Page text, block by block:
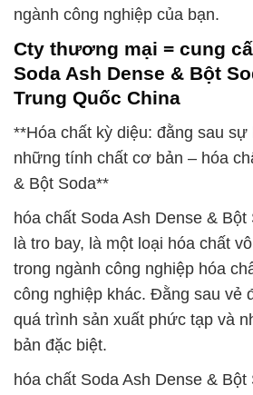
ngành công nghiệp của bạn.
Cty thương mại = cung
Soda Ash Dense & Bột
Trung Quốc China
**Hóa chất kỳ diệu: đằng sau sự
những tính chất cơ bản – hóa
& Bột Soda**
hóa chất Soda Ash Dense &
là tro bay, là một loại hóa chất
trong ngành công nghiệp hóa
công nghiệp khác. Đằng sau vẻ
quá trình sản xuất phức tạp và
bản đặc biệt.
hóa chất Soda Ash Dense &